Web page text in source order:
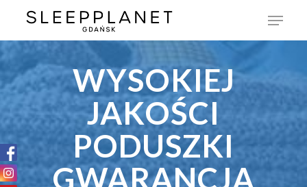
WYSOKIEJ
JAKOŚCI
PODUSZKI
GWARANCJĄ